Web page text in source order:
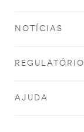
NOTÍCIAS
REGULATÓRIO
AJUDA